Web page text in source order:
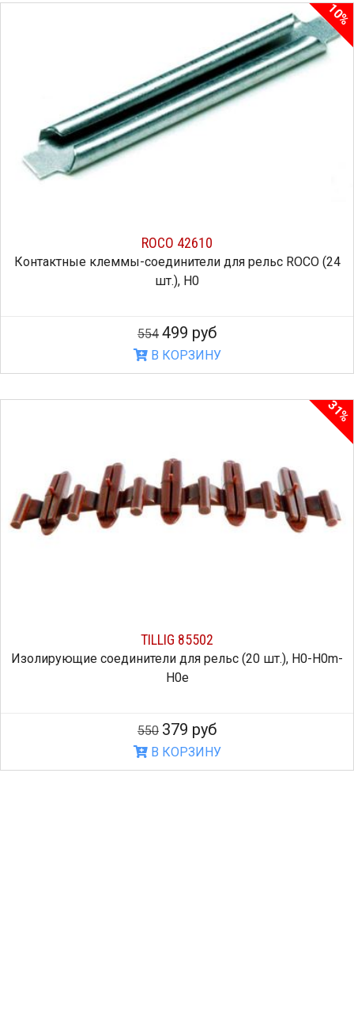
ROCO 42610
Контактные клеммы-соединители для рельс ROCO (24
шт.), H0
10%
554 499 руб
В КОРЗИНУ
TILLIG 85502
Изолирующие соединители для рельс (20 шт.), H0-H0m-
H0e
31%
550 379 руб
В КОРЗИНУ